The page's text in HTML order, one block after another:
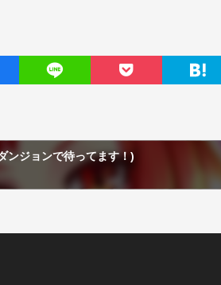
ンジョンで待ってます！)